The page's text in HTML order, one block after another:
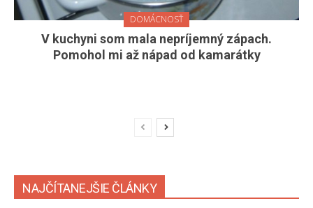
DOMÁCNOSŤ
V kuchyni som mala nepríjemný zápach.
Pomohol mi až nápad od kamarátky
NAJČÍTANEJŠIE ČLÁNKY